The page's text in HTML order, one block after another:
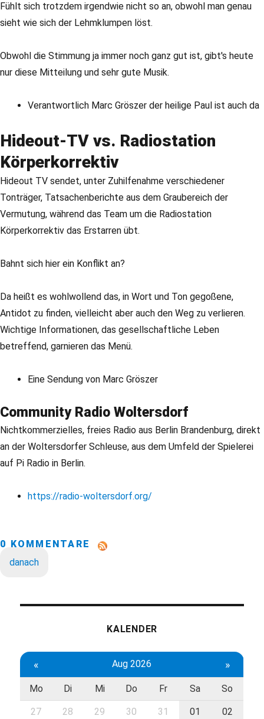
Fühlt sich trotzdem irgendwie nicht so an, obwohl man genau
sieht wie sich der Lehmklumpen löst.
Obwohl die Stimmung ja immer noch ganz gut ist, gibt's heute
nur diese Mitteilung und sehr gute Musik.
Verantwortlich Marc Gröszer der heilige Paul ist auch da
Hideout-TV vs. Radiostation
Körperkorrektiv
Hideout TV sendet, unter Zuhilfenahme verschiedener
Tonträger, Tatsachenberichte aus dem Graubereich der
Vermutung, während das Team um die Radiostation
Körperkorrektiv das Erstarren übt.
Bahnt sich hier ein Konflikt an?
Da heißt es wohlwollend das, in Wort und Ton gegoßene,
Antidot zu finden, vielleicht aber auch den Weg zu verlieren.
Wichtige Informationen, das gesellschaftliche Leben
betreffend, garnieren das Menü.
Eine Sendung von Marc Gröszer
Community Radio Woltersdorf
Nichtkommerzielles, freies Radio aus Berlin Brandenburg, direkt
an der Woltersdorfer Schleuse, aus dem Umfeld der Spielerei
auf Pi Radio in Berlin.
https://radio-woltersdorf.org/
0 KOMMENTARE
danach
KALENDER
« Aug 2026 »
Mo Di Mi Do Fr Sa So
27 28 29 30 31 01 02